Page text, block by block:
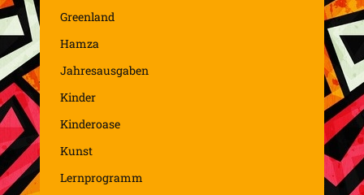
Greenland
Hamza
Jahresausgaben
Kinder
Kinderoase
Kunst
Lernprogramm